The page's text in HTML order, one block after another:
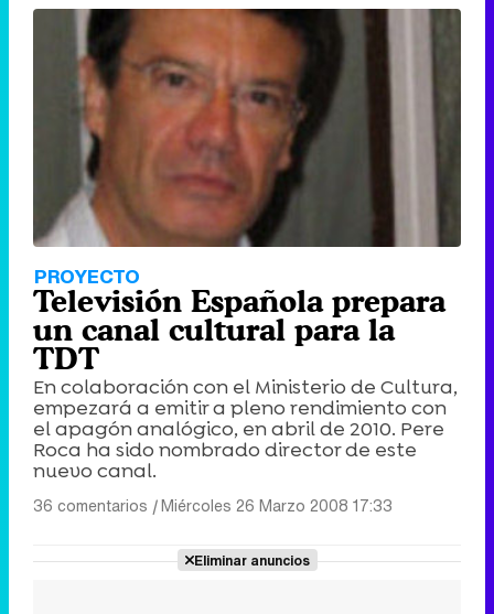
PROYECTO
Televisión Española prepara
un canal cultural para la
TDT
En colaboración con el Ministerio de Cultura,
empezará a emitir a pleno rendimiento con
el apagón analógico, en abril de 2010. Pere
Roca ha sido nombrado director de este
nuevo canal.
36 comentarios |Miércoles 26 Marzo 2008 17:33
Eliminar anuncios